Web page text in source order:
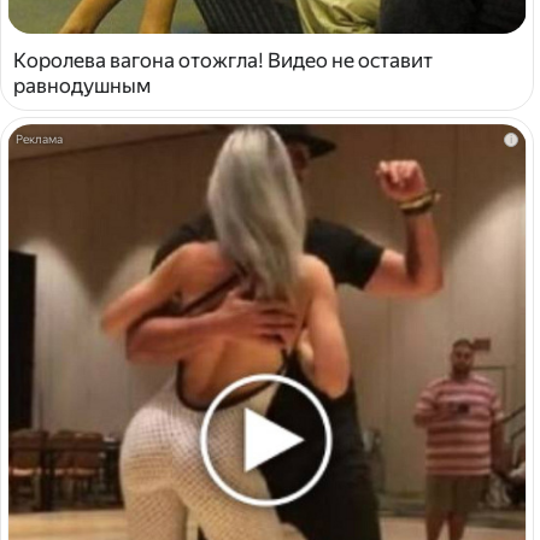
Королева вагона отожгла! Видео не оставит
равнодушным
i